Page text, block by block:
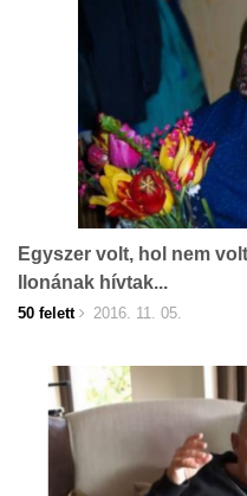
Egyszer volt, hol nem
Ilonának hívtak...
50 felett 2016. 11. 05.